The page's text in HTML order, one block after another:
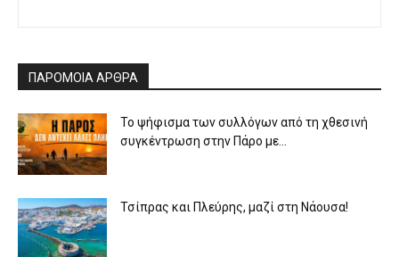
ΠΑΡΟΜΟΙΑ ΑΡΘΡΑ
Το ψήφισμα των συλλόγων από τη χθεσινή
συγκέντρωση στην Πάρο με...
Τσίπρας και Πλεύρης, μαζί στη Νάουσα!